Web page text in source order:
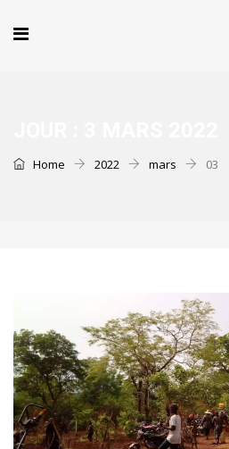
Home 2022 mars 03